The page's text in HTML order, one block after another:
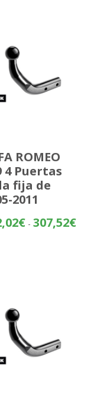
ROMEO
4 Puertas
fija de
2011
€ - 307,52€Rango